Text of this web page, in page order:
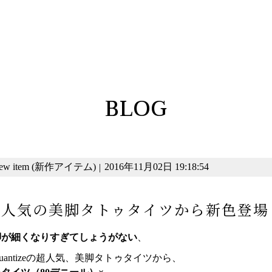
BLOG
item (新作アイテム) | 2016年11月02日 19:18:54
気の美脚タトゥタイツから新色登場
細くなりすぎてしょうがない、
の超人気、美脚タトゥタイツから、